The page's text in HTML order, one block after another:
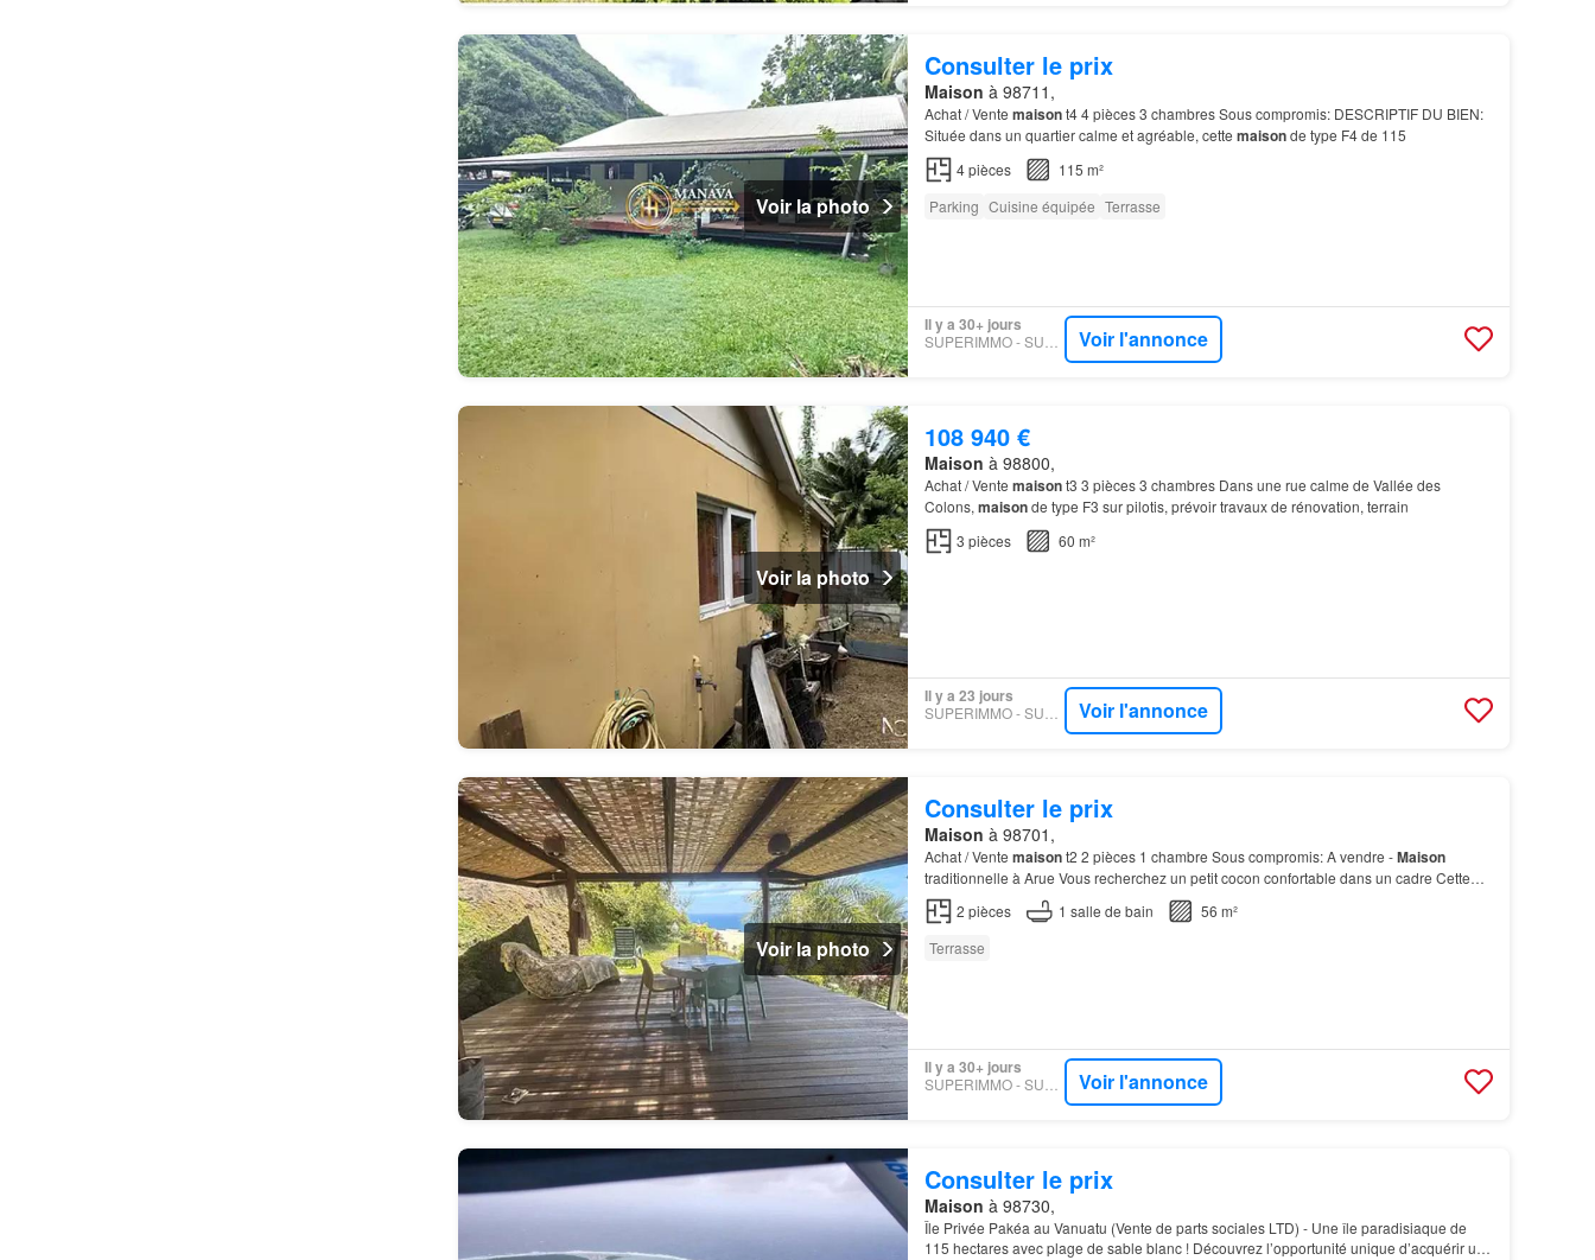
Voir la photo
Consulter le prix
Maison à 98711,
Achat / Vente maisont4 4 pièces 3 chambres Sous compromis: DESCRIPTIF DU BIEN:
Située dans un quartier calme et agréable, cette maisonde type F4 de 115
4pièces
115 m²
Parking Cuisine équipée Terrasse
Il y a 30+ jours
Voir l'annonce
Voir la photo
108 940 €
Maison à 98800,
Achat / Vente maisont3 3 pièces 3 chambres Dans une rue calme de Vallée des
Colons, maisonde type F3 sur pilotis, prévoir travaux de rénovation, terrain
3 pièces 60 m²
Il y a 23 jours
Voir l'annonce
Voir la photo
Consulter le prix
Maison à 98701,
Achat / Vente maisont2 2 pièces 1 chambre Sous compromis: A vendre -Maison
traditionnelle à Arue Vous recherchez un petit cocon confortable dans un cadre Cette
maison bungalow de type loft est faite pour vous ! ?…
2 pièces 1 salle de bain
56 m²
Terrasse
Il y a 30+ jours
Voir l'annonce
Consulter le prix
Maison à 98730,
Île Privée Pakéa au Vanuatu (Vente de parts sociales LTD) - Une île paradisiaque de
115 hectares avec plage de sable blanc ! Découvrez l’opportunité unique d’acquérir une